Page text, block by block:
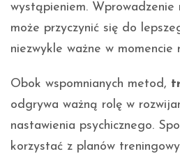
wystąpieniem. Wprowadzenie
może przyczynić się do
niezwykle ważne w momencie
Obok wspomnianych metod,
odgrywa ważną rolę w
nastawienia psychicznego.
korzystać z planów